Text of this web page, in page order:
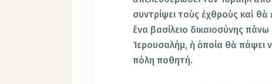
συντρίψει τοὺς ἐχθροὺς καὶ
ἕνα βασίλειο δικαιοσύνης
Ἱερουσαλήμ, ἡ ὁποία θὰ πάψει
πόλη ποθητή.